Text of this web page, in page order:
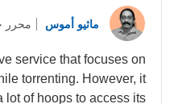
ماثيو أموس محرر
service that focuses on
torrenting. However, it
lot of hoops to access its